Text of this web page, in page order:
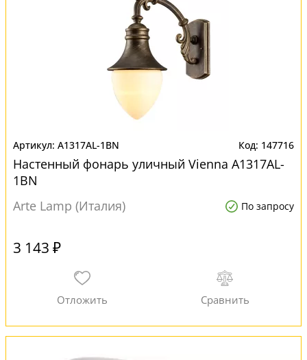
A1317AL-1BN 147716
Настенный фонарь уличный Vienna A1317AL-
1BN
Arte Lamp (Италия)
По запросу
3 143 ₽